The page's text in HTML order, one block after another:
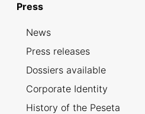
Press
News
Press releases
Dossiers available
Corporate Identity
History of the Peseta